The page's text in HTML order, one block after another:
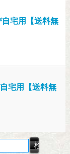
宅用【送料無
宅用【送料無